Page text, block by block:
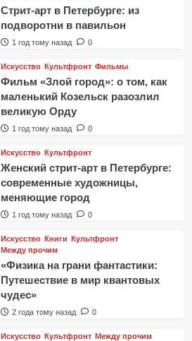
Стрит-арт в Петербурге: из
подворотни в павильон
1 год тому назад 0
Искусство Культфронт Фильмы
Фильм «Злой город»: о том, как
маленький Козельск разозлил
великую Орду
1 год тому назад 0
Искусство Культфронт
Женский стрит-арт в Петербурге:
современные художницы,
меняющие город
1 год тому назад 0
Искусство Книги Культфронт
Между прочим
«Физика на грани фантастики:
Путешествие в мир квантовых
чудес»
2 года тому назад 0
Искусство Культфронт Между прочим